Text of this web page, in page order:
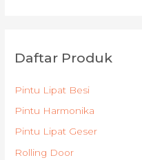
Daftar Produk
Pintu Lipat Besi
Pintu Harmonika
Pintu Lipat Geser
Rolling Door